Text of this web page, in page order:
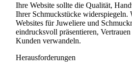
Ihre Website sollte die Qualität,
Ihrer Schmuckstücke
Websites für Juweliere und
eindrucksvoll präsentieren,
Kunden verwandeln.
Herausforderungen